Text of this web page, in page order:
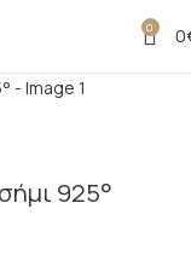
0 0
925°